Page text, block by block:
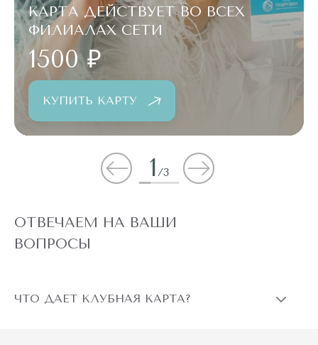
КАРТА ДЕЙСТВУЕТ ВО ВСЕХ
ФИЛИАЛАХ СЕТИ
1500 ₽
КУПИТЬ КАРТУ
1/3
ОТВЕЧАЕМ НА ВАШИ
ВОПРОСЫ
ЧТО ДАЕТ КЛУБНАЯ КАРТА?